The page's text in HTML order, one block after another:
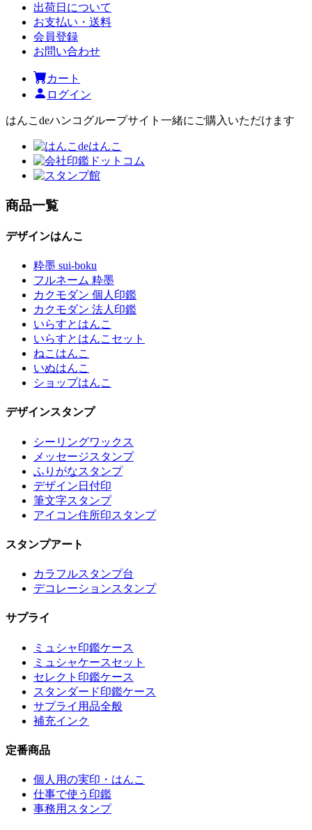
出荷日について
お支払い・送料
会員登録
お問い合わせ
カート
ログイン
はんこdeハンコグループサイト 一緒にご購入いただけます
商品一覧
デザインはんこ
粋墨 sui-boku
フルネーム 粋墨
カクモダン 個人印鑑
カクモダン 法人印鑑
いらすとはんこ
いらすとはんこセット
ねこはんこ
いぬはんこ
ショップはんこ
デザインスタンプ
シーリングワックス
メッセージスタンプ
ふりがなスタンプ
デザイン日付印
筆文字スタンプ
アイコン住所印スタンプ
スタンプアート
カラフルスタンプ台
デコレーションスタンプ
サプライ
ミュシャ印鑑ケース
ミュシャケースセット
セレクト印鑑ケース
スタンダード印鑑ケース
サプライ用品全般
補充インク
定番商品
個人用の実印・はんこ
仕事で使う印鑑
事務用スタンプ